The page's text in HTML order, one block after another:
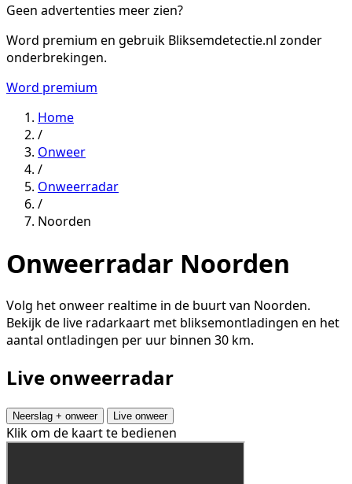
Geen advertenties meer zien?
Word premium en gebruik Bliksemdetectie.nl zonder
onderbrekingen.
Word premium
Home
/
Onweer
/
Onweerradar
/
Noorden
Onweerradar Noorden
Volg het onweer realtime in de buurt van Noorden.
Bekijk de live radarkaart met bliksemontladingen en het
aantal ontladingen per uur binnen 30 km.
Live onweerradar
Neerslag + onweer Live onweer
Klik om de kaart te bedienen